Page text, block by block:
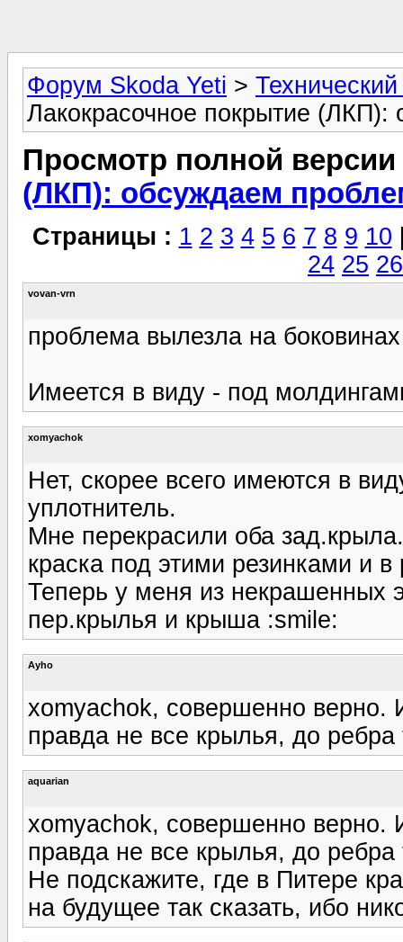
Форум Skoda Yeti >
Лакокрасочное покрытие
Просмотр полной
(ЛКП): обсуждаем
Страницы : 1 2 3 4 5 6 7 8 9 10
24 25 26
vovan-vrn
проблема вылезла на
Имеется в виду - под
xomyachok
Нет, скорее всего имеются в
уплотнитель.
Мне перекрасили оба
краска под этими резинками и
Теперь у меня из некрашенных
пер.крылья и крыша :smile:
Ayho
xomyachok, совершенно верно.
правда не все крылья, до ребра
aquarian
xomyachok, совершенно верно.
правда не все крылья, до ребра
Не подскажите, где в Питере
на будущее так сказать, ибо